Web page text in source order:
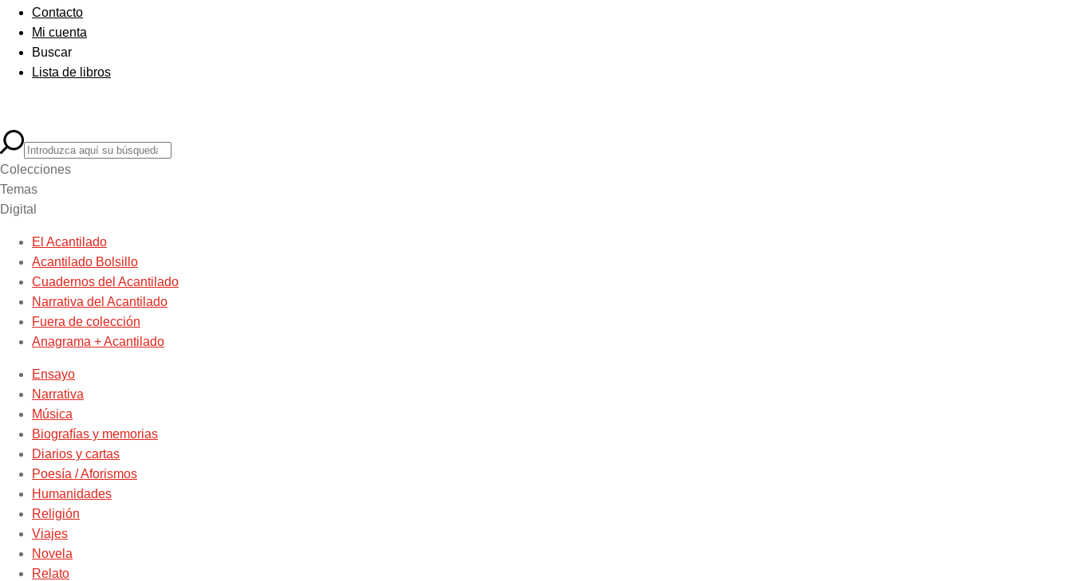
Contacto
Mi cuenta
Buscar
Lista de libros
Colecciones
Temas
Digital
El Acantilado
Acantilado Bolsillo
Cuadernos del Acantilado
Narrativa del Acantilado
Fuera de colección
Anagrama + Acantilado
Ensayo
Narrativa
Música
Biografías y memorias
Diarios y cartas
Poesía / Aforismos
Humanidades
Religión
Viajes
Novela
Relato